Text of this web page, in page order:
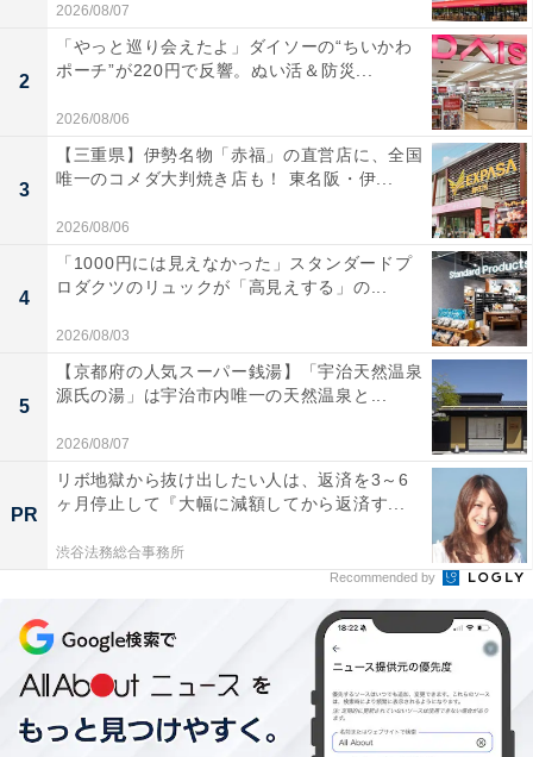
2026/08/07
2
「やっと巡り会えたよ」ダイソーの“ちいかわ
ポーチ”が220円で反響。ぬい活＆防災...
2026/08/06
3
【三重県】伊勢名物「赤福」の直営店に、全国
唯一のコメダ大判焼き店も！ 東名阪・伊...
2026/08/06
4
「1000円には見えなかった」スタンダードプ
ロダクツのリュックが「高見えする」の...
2026/08/03
5
【京都府の人気スーパー銭湯】「宇治天然温泉
源氏の湯」は宇治市内唯一の天然温泉と...
2026/08/07
PR
リボ地獄から抜け出したい人は、返済を3～6
ヶ月停止して『大幅に減額してから返済す...
渋谷法務総合事務所
Recommended by